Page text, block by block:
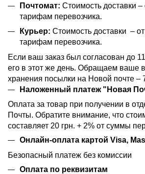
Почтомат: Стоимость доставки –
тарифам перевозчика.
Курьер: Стоимость доставки –
тарифам перевозчика.
Если ваш заказ был согласован до
его в этот же день. Обращаем ваше
хранения посылки на Новой почте –
Наложенный платеж "Новая
Оплата за товар при получении в
Почты. Обратите внимание, что
составляет 20 грн. + 2% от суммы
Онлайн-оплата картой Visa,
Безопасный платеж без комиссии
Оплата по реквизитам